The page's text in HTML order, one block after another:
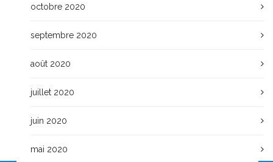
octobre 2020
septembre 2020
août 2020
juillet 2020
juin 2020
mai 2020